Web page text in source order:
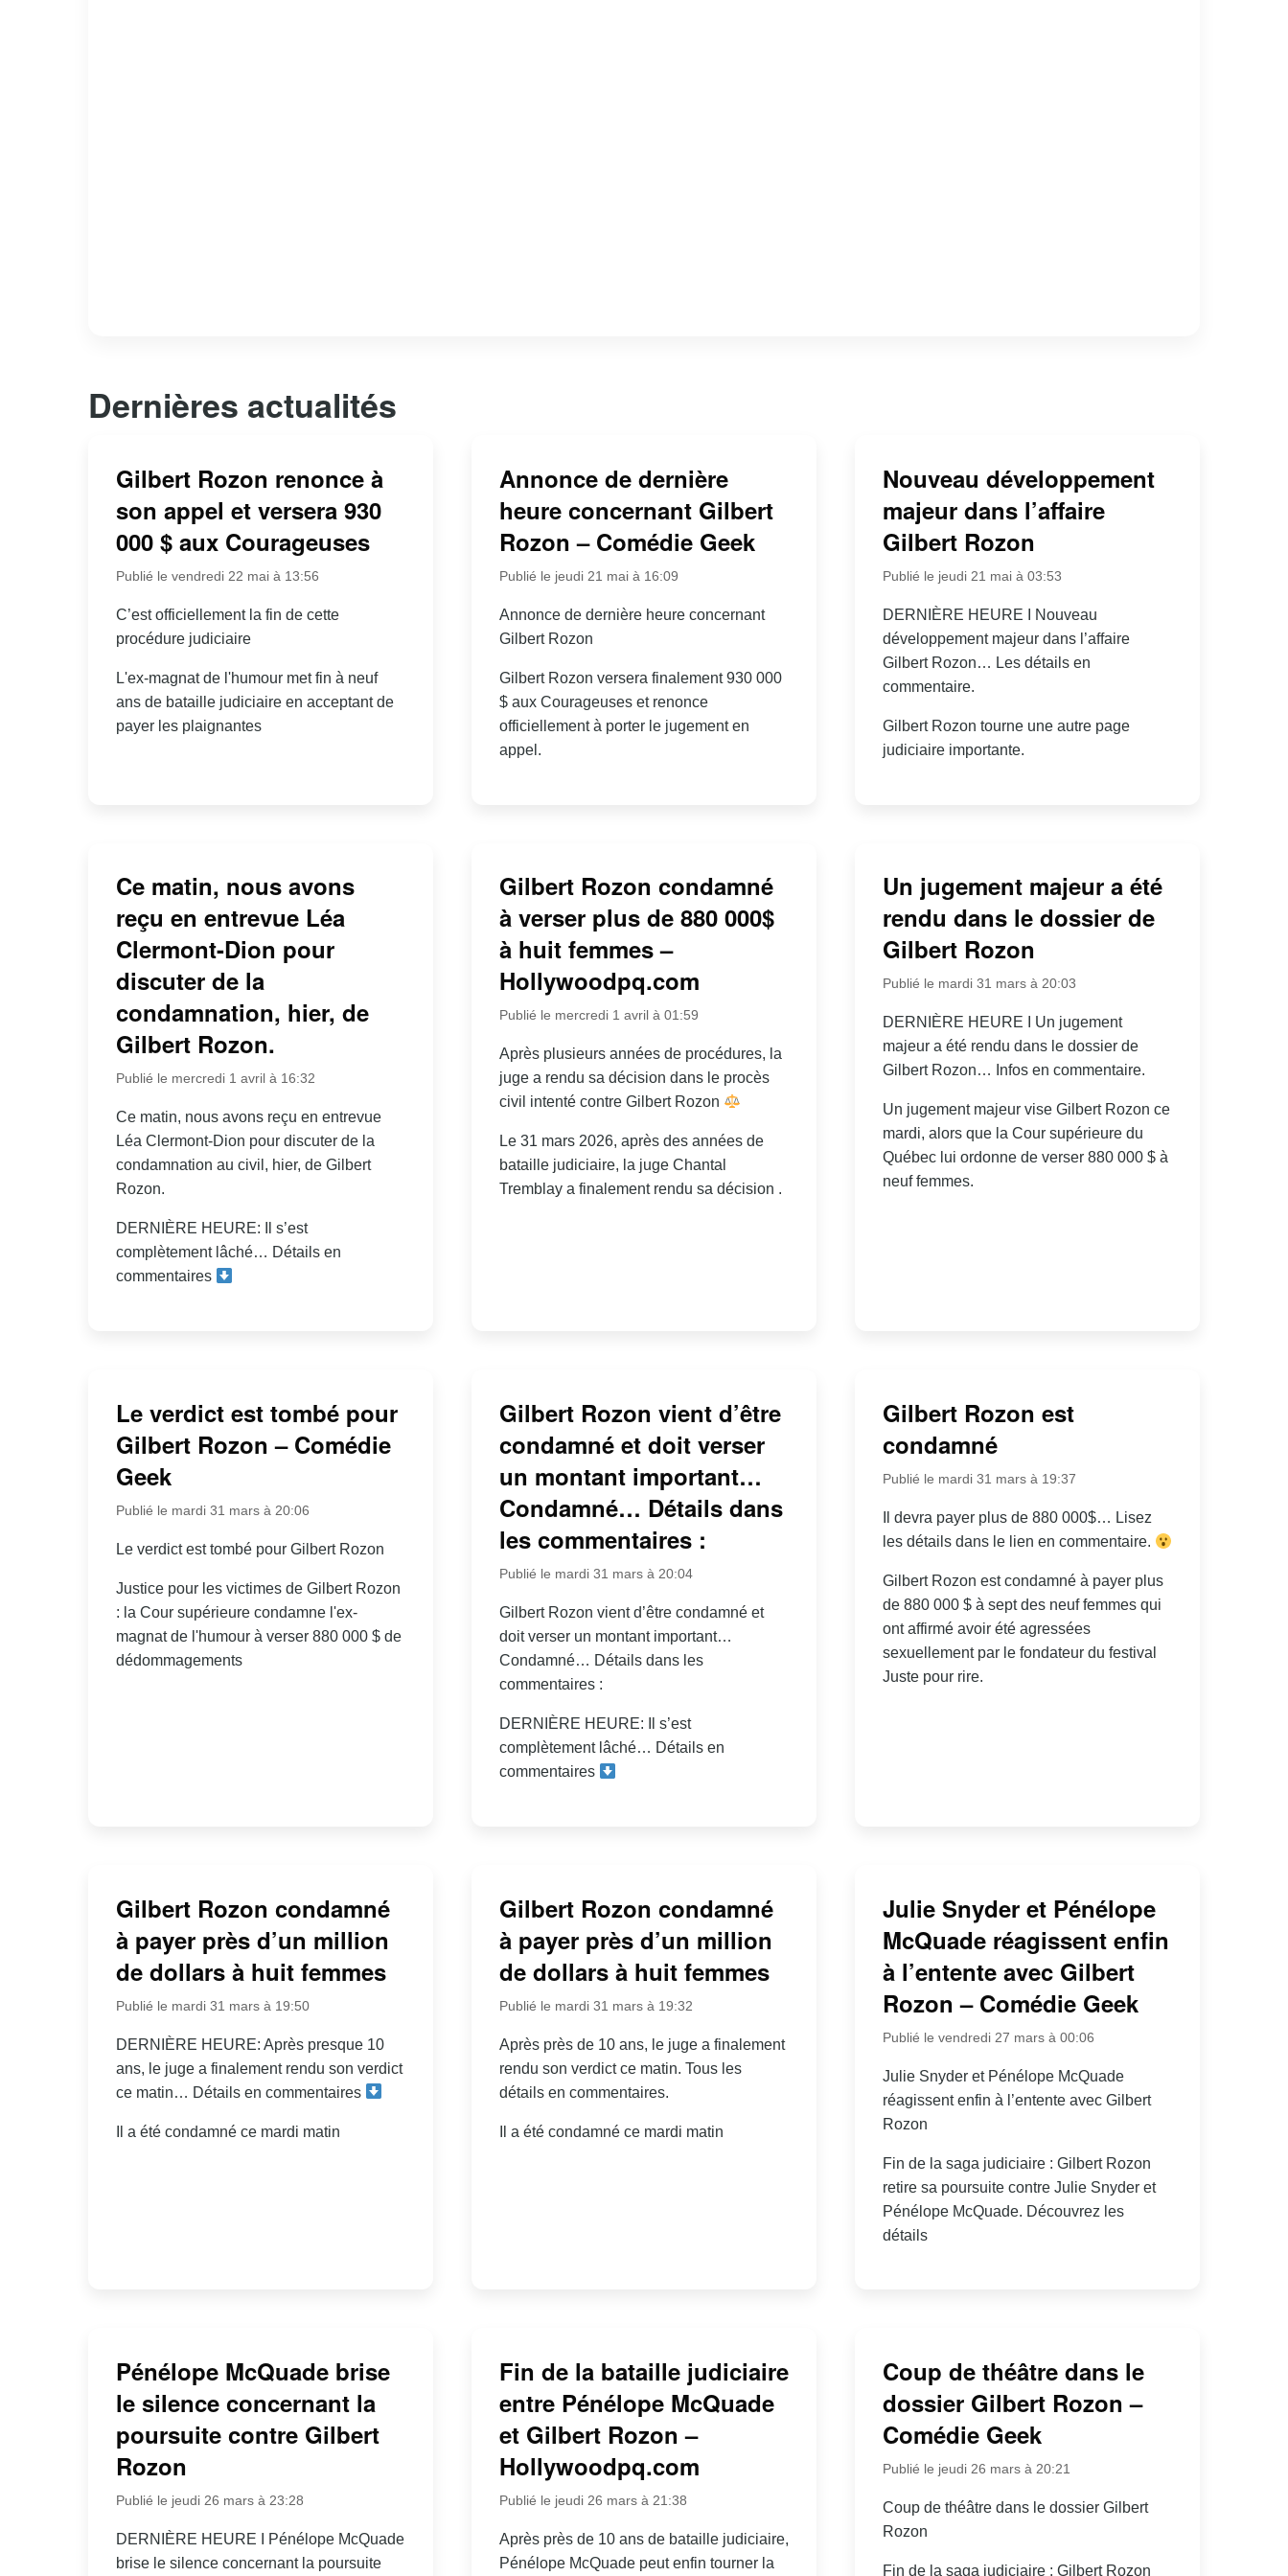
Dernières actualités
Gilbert Rozon renonce à
son appel et versera 930
000 $ aux Courageuses
Publié le vendredi 22 mai à 13:56
C’est officiellement la fin de cette
procédure judiciaire
L'ex-magnat de l'humour met fin à neuf
ans de bataille judiciaire en acceptant de
payer les plaignantes
Annonce de dernière
heure concernant Gilbert
Rozon – Comédie Geek
Publié le jeudi 21 mai à 16:09
Annonce de dernière heure concernant
Gilbert Rozon
Gilbert Rozon versera finalement 930 000
$ aux Courageuses et renonce
officiellement à porter le jugement en
appel.
Nouveau développement
majeur dans l’affaire
Gilbert Rozon
Publié le jeudi 21 mai à 03:53
DERNIÈRE HEURE I Nouveau
développement majeur dans l’affaire
Gilbert Rozon… Les détails en
commentaire.
Gilbert Rozon tourne une autre page
judiciaire importante.
Ce matin, nous avons
reçu en entrevue Léa
Clermont-Dion pour
discuter de la
condamnation, hier, de
Gilbert Rozon.
Publié le mercredi 1 avril à 16:32
Ce matin, nous avons reçu en entrevue
Léa Clermont-Dion pour discuter de la
condamnation au civil, hier, de Gilbert
Rozon.
DERNIÈRE HEURE: Il s’est
complètement lâché… Détails en
commentaires
Gilbert Rozon condamné
à verser plus de 880 000$
à huit femmes –
Hollywoodpq.com
Publié le mercredi 1 avril à 01:59
Après plusieurs années de procédures, la
juge a rendu sa décision dans le procès
civil intenté contre Gilbert Rozon
Le 31 mars 2026, après des années de
bataille judiciaire, la juge Chantal
Tremblay a finalement rendu sa décision .
Un jugement majeur a été
rendu dans le dossier de
Gilbert Rozon
Publié le mardi 31 mars à 20:03
DERNIÈRE HEURE I Un jugement
majeur a été rendu dans le dossier de
Gilbert Rozon… Infos en commentaire.
Un jugement majeur vise Gilbert Rozon ce
mardi, alors que la Cour supérieure du
Québec lui ordonne de verser 880 000 $ à
neuf femmes.
Le verdict est tombé pour
Gilbert Rozon – Comédie
Geek
Publié le mardi 31 mars à 20:06
Le verdict est tombé pour Gilbert Rozon
Justice pour les victimes de Gilbert Rozon
: la Cour supérieure condamne l'ex-
magnat de l'humour à verser 880 000 $ de
dédommagements
Gilbert Rozon vient d’être
condamné et doit verser
un montant important…
Condamné… Détails dans
les commentaires :
Publié le mardi 31 mars à 20:04
Gilbert Rozon vient d’être condamné et
doit verser un montant important…
Condamné… Détails dans les
commentaires :
DERNIÈRE HEURE: Il s’est
complètement lâché… Détails en
commentaires
Gilbert Rozon est
condamné
Publié le mardi 31 mars à 19:37
Il devra payer plus de 880 000$… Lisez
les détails dans le lien en commentaire.
Gilbert Rozon est condamné à payer plus
de 880 000 $ à sept des neuf femmes qui
ont affirmé avoir été agressées
sexuellement par le fondateur du festival
Juste pour rire.
Gilbert Rozon condamné
à payer près d’un million
de dollars à huit femmes
Publié le mardi 31 mars à 19:50
DERNIÈRE HEURE: Après presque 10
ans, le juge a finalement rendu son verdict
ce matin… Détails en commentaires
Il a été condamné ce mardi matin
Gilbert Rozon condamné
à payer près d’un million
de dollars à huit femmes
Publié le mardi 31 mars à 19:32
Après près de 10 ans, le juge a finalement
rendu son verdict ce matin. Tous les
détails en commentaires.
Il a été condamné ce mardi matin
Julie Snyder et Pénélope
McQuade réagissent enfin
à l’entente avec Gilbert
Rozon – Comédie Geek
Publié le vendredi 27 mars à 00:06
Julie Snyder et Pénélope McQuade
réagissent enfin à l’entente avec Gilbert
Rozon
Fin de la saga judiciaire : Gilbert Rozon
retire sa poursuite contre Julie Snyder et
Pénélope McQuade. Découvrez les
détails
Pénélope McQuade brise
le silence concernant la
poursuite contre Gilbert
Rozon
Publié le jeudi 26 mars à 23:28
DERNIÈRE HEURE I Pénélope McQuade
brise le silence concernant la poursuite
Fin de la bataille judiciaire
entre Pénélope McQuade
et Gilbert Rozon –
Hollywoodpq.com
Publié le jeudi 26 mars à 21:38
Après près de 10 ans de bataille judiciaire,
Pénélope McQuade peut enfin tourner la
Coup de théâtre dans le
dossier Gilbert Rozon –
Comédie Geek
Publié le jeudi 26 mars à 20:21
Coup de théâtre dans le dossier Gilbert
Rozon
Fin de la saga judiciaire : Gilbert Rozon